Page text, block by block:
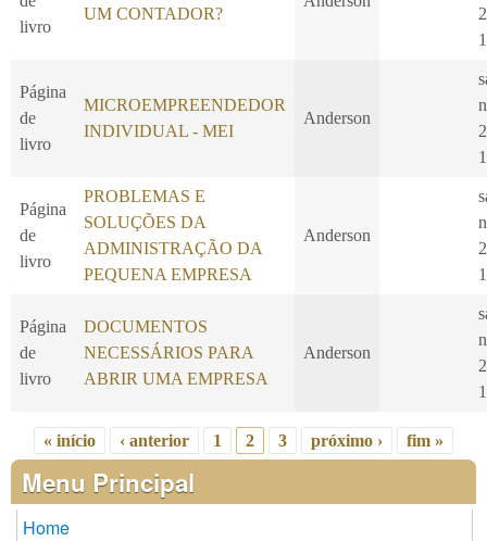
livro
UM CONTADOR?
Página
de
livro
MICROEMPREENDEDOR
INDIVIDUAL - MEI
Anderson
Página
de
livro
PROBLEMAS E
SOLUÇÕES DA
ADMINISTRAÇÃO DA
PEQUENA EMPRESA
Anderson
Página
de
livro
DOCUMENTOS
NECESSÁRIOS PARA
ABRIR UMA EMPRESA
Anderson
Páginas
« início ‹ anterior 1 2 3 próximo › fim »
Menu Principal
Home